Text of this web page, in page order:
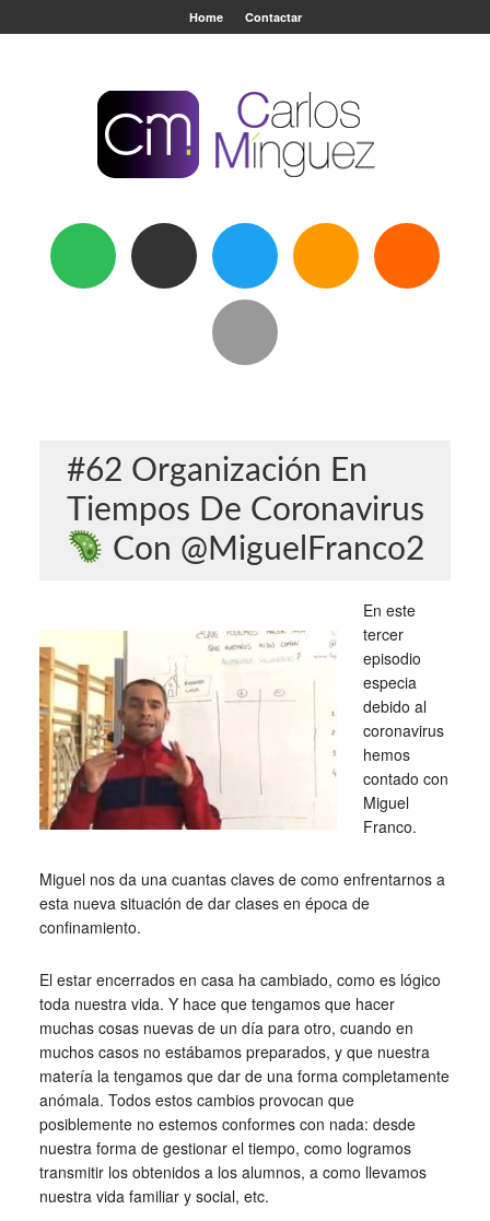
Home Contactar
#62 Organización En
Tiempos De Coronavirus
Con @MiguelFranco2
En este
tercer
episodio
especia
debido al
coronavirus
hemos
contado con
Miguel
Franco.
Miguel nos da una cuantas claves de como enfrentarnos a
esta nueva situación de dar clases en época de
confinamiento.
El estar encerrados en casa ha cambiado, como es lógico
toda nuestra vida. Y hace que tengamos que hacer
muchas cosas nuevas de un día para otro, cuando en
muchos casos no estábamos preparados, y que nuestra
matería la tengamos que dar de una forma completamente
anómala. Todos estos cambios provocan que
posiblemente no estemos conformes con nada: desde
nuestra forma de gestionar el tiempo, como logramos
transmitir los obtenidos a los alumnos, a como llevamos
nuestra vida familiar y social, etc.